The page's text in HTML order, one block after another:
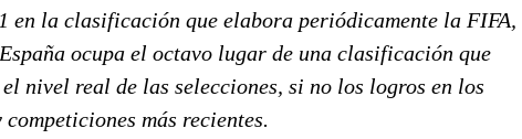
en la clasificación que elabora periódicamente la FIFA,
ocupa el octavo lugar de una clasificación que
nivel real de las selecciones, si no los logros en los
más recientes.